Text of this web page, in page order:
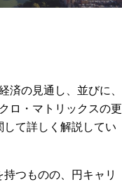
の見通し、並びに、
ロ・マトリックスの更
て詳しく解説してい
つものの、円キャリ